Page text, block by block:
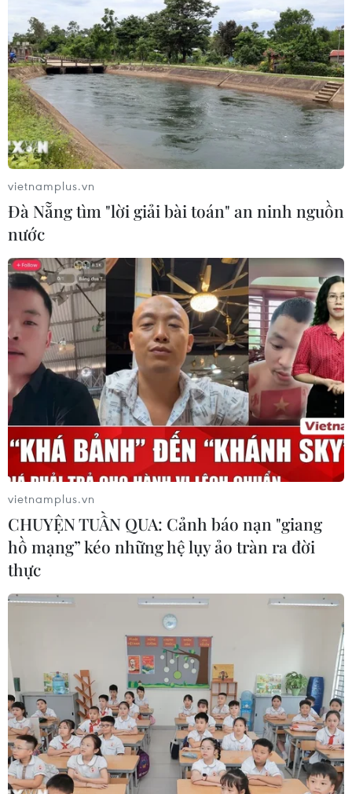
06/08/2026 04:13
Cảnh báo thủ đoạn lừa đảo đưa lao
động thời vụ sang Hàn Quốc
06/08/2026 04:11
24 năm tù cho 2 vợ chồng tổ
chức “bay lắc” tại Hà Nội
06/08/2026 03:46
Khởi tố thêm 6 đối tượng vụ lập
khống hồ sơ bảo hiểm y tế ở Đắk Lắk
05/08/2026 14:55
Vận chuyển quá cảnh hàng giả và
xâm phạm sở hữu trí tuệ diễn biến
phức tạp
05/08/2026 13:44
24 năm tù cho đôi vợ chồng tổ chức
“bay lắc” trong quán karaoke
05/08/2026 13:41
Lập kênh TikTok khởi nghiệp, lừa
đảo chiếm đoạt 15 tỷ đồng
05/08/2026 11:36
Đắk Lắk: Án phạt nghiêm minh với
đối tượng phá hoại đoàn kết dân tộc
vietnamplus.vn
Đà Nẵng tìm "lời giải bài toán" an ninh nguồn
nước
vietnamplus.vn
CHUYỆN TUẦN QUA: Cảnh báo nạn "giang
hồ mạng” kéo những hệ lụy ảo tràn ra đời
thực